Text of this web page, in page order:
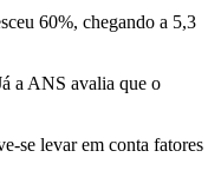
60%, chegando a 5,3
a ANS avalia que o
se levar em conta fatores